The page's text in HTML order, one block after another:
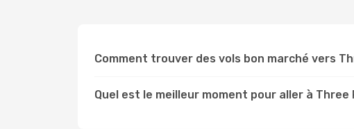
Comment trouver des vols bon marché vers
Quel est le meilleur moment pour aller à Three